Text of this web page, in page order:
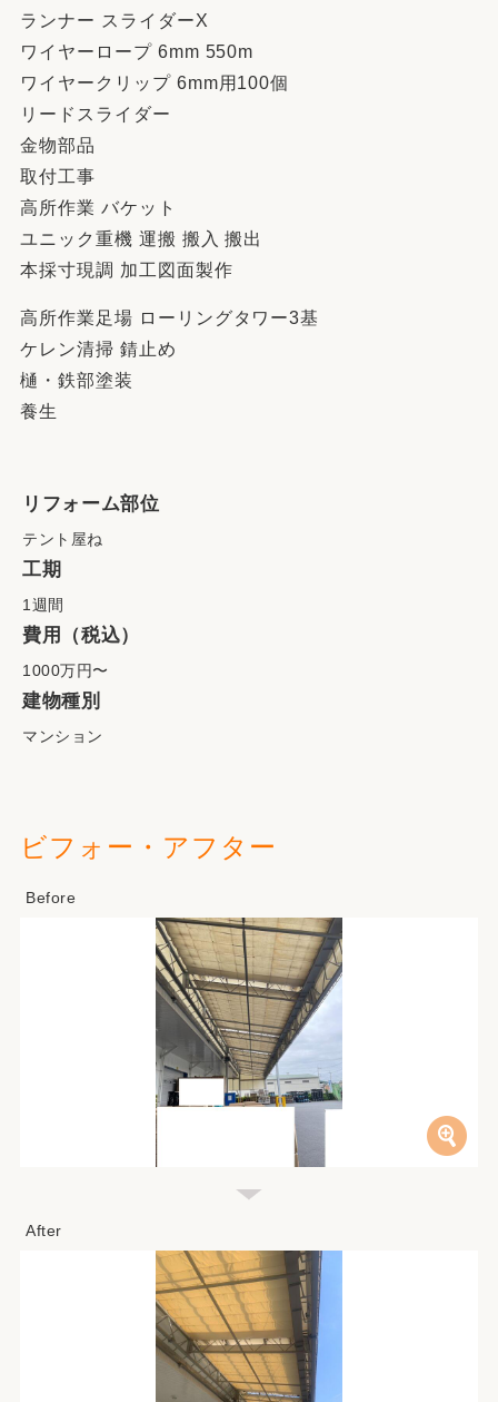
ランナー スライダーX
ワイヤーロープ 6mm 550m
ワイヤークリップ 6mm用100個
リードスライダー
金物部品
取付工事
高所作業 バケット
ユニック重機 運搬 搬入 搬出
本採寸現調 加工図面製作
高所作業足場 ローリングタワー3基
ケレン清掃 錆止め
樋・鉄部塗装
養生
リフォーム部位
テント屋ね
工期
1週間
費用（税込）
1000万円〜
建物種別
マンション
ビフォー・アフター